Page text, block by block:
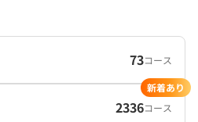
73コース
2336コース
新着あり